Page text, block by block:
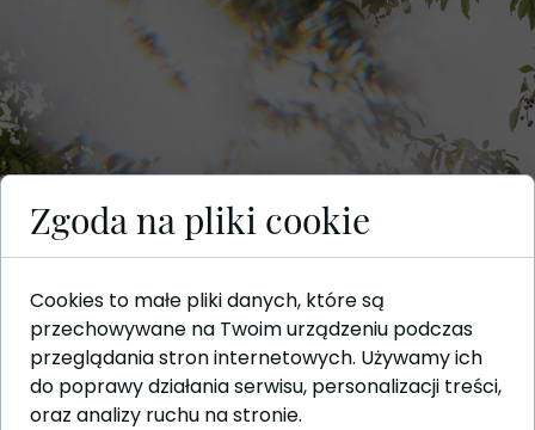
Zgoda na pliki cookie
Cookies to małe pliki danych, które są
przechowywane na Twoim urządzeniu podczas
przeglądania stron internetowych. Używamy ich
do poprawy działania serwisu, personalizacji treści,
oraz analizy ruchu na stronie.